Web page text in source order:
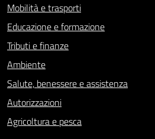
Mobilità e trasporti
Educazione e formazione
Tributi e finanze
Ambiente
Salute, benessere e assistenza
Autorizzazioni
Agricoltura e pesca